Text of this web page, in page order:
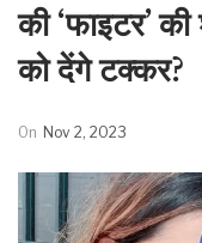
की ‘फाइटर’ की
को देंगे टक्कर?
On Nov 2, 2023